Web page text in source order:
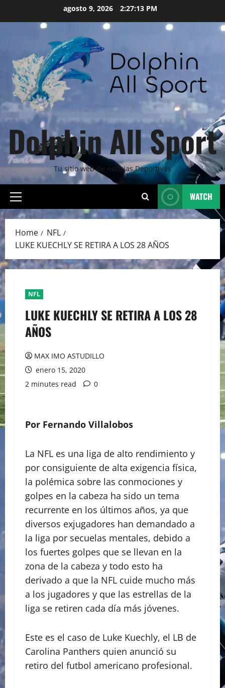
agosto 9, 2026 2:27:14 PM
Dolphin All Sport
Tu sitio web de noticias Deportivas
Primary
Menu
WATCH
Home
NFL
LUKE KUECHLY SE RETIRA A LOS 28 AÑOS
NFL
LUKE KUECHLY SE RETIRA A LOS 28
AÑOS
MAX IMO ASTUDILLO
enero 15, 2020
2 minutes read
0
Por Fernando Villalobos
La NFL es una liga de alto rendimiento y
por consiguiente de alta exigencia física,
la polémica sobre las conmociones y
golpes en la cabeza ha sido un tema
recurrente en los últimos años, ya que
diversos exjugadores han demandado a
la liga por secuelas mentales, debido a
los fuertes golpes que se llevan en la
zona de la cabeza y todo esto ha
derivado a que la NFL cuide mucho más
a los jugadores y que las estrellas de la
liga se retiren cada día más jóvenes.
Este es el caso de Luke Kuechly, el LB de
Carolina Panthers quien anunció su
retiro del futbol americano profesional.